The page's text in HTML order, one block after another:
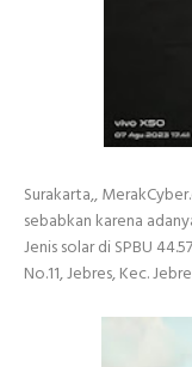
Surakarta,,
sebabkan karena
Jenis solar di SPBU
No.11, Jebres, Kec.